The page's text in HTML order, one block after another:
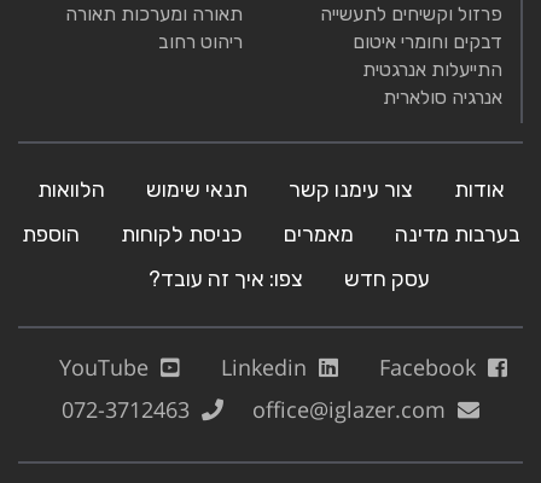
פרזול וקשיחים לתעשייה
דבקים וחומרי איטום
התייעלות אנרגטית
אנרגיה סולארית
תאורה ומערכות תאורה
ריהוט רחוב
אודות צור עימנו קשר תנאי שימוש
הלוואות
בערבות מדינה
מאמרים כניסת לקוחות
הוספת
עסק חדש
צפו: איך זה עובד?
Facebook